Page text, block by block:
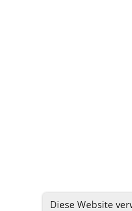
Diese Website